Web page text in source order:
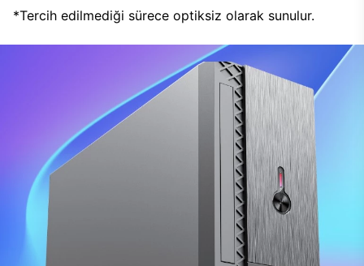
*Tercih edilmediği sürece optiksiz olarak sunulur.